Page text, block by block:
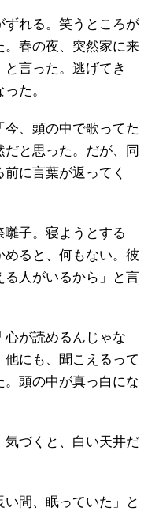
れる。笑うところが
春の夜、突然家に来
言った。逃げてき
た。
、頭の中で歌ってた
と思った。だが、同
に言葉が返ってく
子。寝ようとする
めると、何もない。彼
人がいるから」と言
心が読めるんじゃな
にも、聞こえるって
頭の中が真っ白にな
気づくと、白い天井だ
間、眠っていた」と